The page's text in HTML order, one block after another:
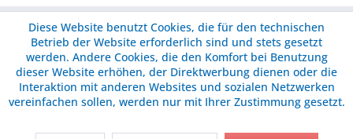
Diese Website benutzt Cookies, die für den technischen
Betrieb der Website erforderlich sind und stets gesetzt
werden. Andere Cookies, die den Komfort bei Benutzung
dieser Website erhöhen, der Direktwerbung dienen oder die
Interaktion mit anderen Websites und sozialen Netzwerken
vereinfachen sollen, werden nur mit Ihrer Zustimmung gesetzt.